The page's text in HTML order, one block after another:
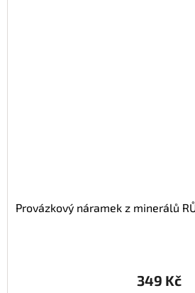
Provázkový náramek z minerálů
349 Kč